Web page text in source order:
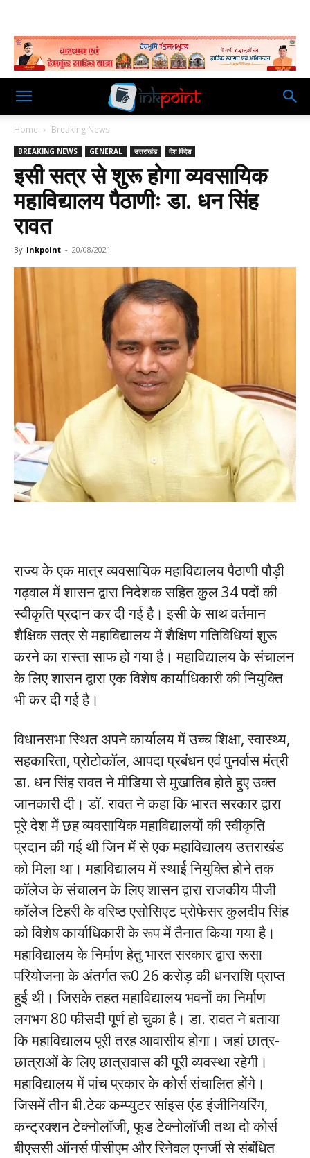
Home Breaking News
BREAKING NEWS GENERAL उत्तराखंड देश विदेश
इसी सत्र से शुरू होगा व्यवसायिक
महाविद्यालय पैठाणीः डा. धन सिंह
रावत
By inkpoint - 20/08/2021
राज्य के एक मात्र व्यवसायिक महाविद्यालय पैठाणी पौड़ी
गढ़वाल में शासन द्वारा निदेशक सहित कुल 34 पदों की
स्वीकृति प्रदान कर दी गई है। इसी के साथ वर्तमान
शैक्षिक सत्र से महाविद्यालय में शैक्षिण गतिविधियां शुरू
करने का रास्ता साफ हो गया है। महाविद्यालय के संचालन
के लिए शासन द्वारा एक विशेष कार्याधिकारी की नियुक्ति
भी कर दी गई है।
विधानसभा स्थित अपने कार्यालय में उच्च शिक्षा, स्वास्थ्य,
सहकारिता, प्रोटोकॉल, आपदा प्रबंधन एवं पुनर्वास मंत्री
डा. धन सिंह रावत ने मीडिया से मुखातिब होते हुए उक्त
जानकारी दी। डॉ. रावत ने कहा कि भारत सरकार द्वारा
पूरे देश में छह व्यवसायिक महाविद्यालयों की स्वीकृति
प्रदान की गई थी जिन में से एक महाविद्यालय उत्तराखंड
को मिला था। महाविद्यालय में स्थाई नियुक्ति होने तक
कॉलेज के संचालन के लिए शासन द्वारा राजकीय पीजी
कॉलेज टिहरी के वरिष्ठ एसोसिएट प्रोफेसर कुलदीप सिंह
को विशेष कार्याधिकारी के रूप में तैनात किया गया है।
महाविद्यालय के निर्माण हेतु भारत सरकार द्वारा रूसा
परियोजना के अंतर्गत रू0 26 करोड़ की धनराशि प्राप्त
हुई थी। जिसके तहत महाविद्यालय भवनों का निर्माण
लगभग 80 फीसदी पूर्ण हो चुका है। डा. रावत ने बताया
कि महाविद्यालय पूरी तरह आवासीय होगा। जहां छात्र-
छात्राओं के लिए छात्रावास की पूरी व्यवस्था रहेगी।
महाविद्यालय में पांच प्रकार के कोर्स संचालित होंगे।
जिसमें तीन बी.टेक कम्प्युटर सांइस एंड इंजीनियरिंग,
कन्ट्रक्शन टेक्नोलॉजी, फूड टेक्नोलॉजी तथा दो कोर्स
बीएससी ऑनर्स पीसीएम और रिनेवल एनर्जी से संबंधित